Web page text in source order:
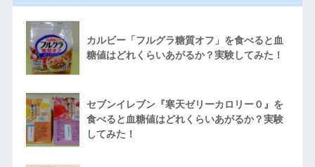
カルビー「フルグラ糖質オフ」を食べると血
糖値はどれくらいあがるか？実験してみた！
セブンイレブン『寒天ゼリーカロリー０』を
食べると血糖値はどれくらいあがるか？実験
してみた！